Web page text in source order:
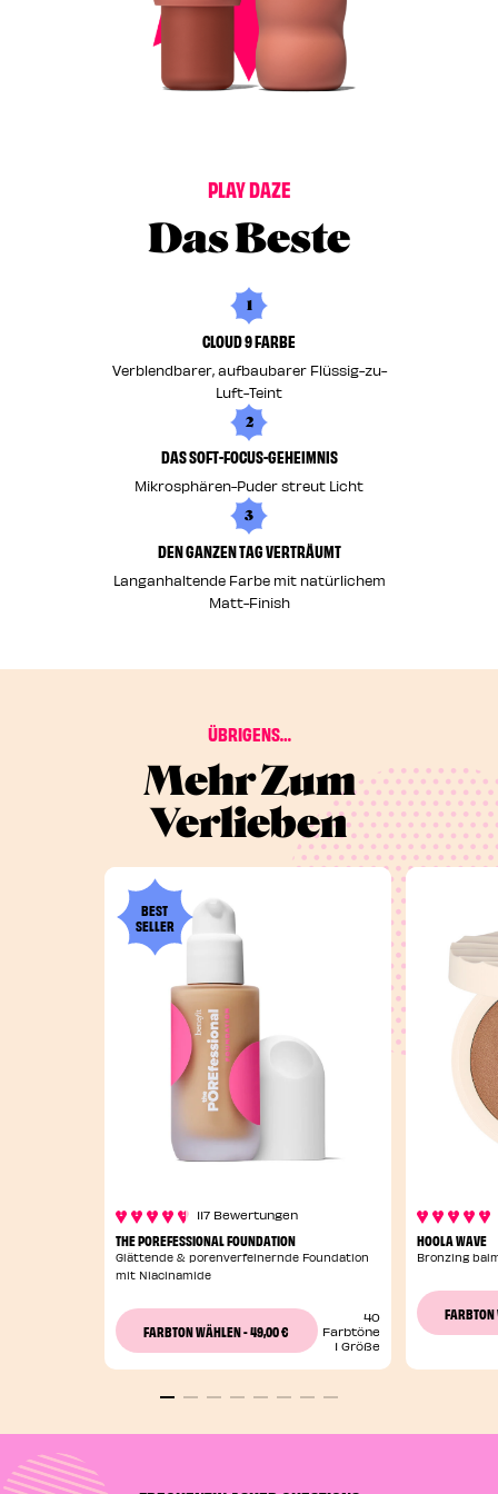
PLAYDAZE
Das Beste
1
CLOUD 9 FARBE
Verblendbarer, aufbaubarer Flüssig-zu-
Luft-Teint
2
DAS SOFT-FOCUS-GEHEIMNIS
Mikrosphären-Puder streut Licht
3
DEN GANZEN TAG VERTRÄUMT
Langanhaltende Farbe mit natürlichem
Matt-Finish
ÜBRIGENS…
Mehr Zum
Verlieben
BEST
SELLER
117 Bewertungen
THE POREFESSIONAL FOUNDATION
Glättende & porenverfeinernde Foundation
mit Niacinamide
FARBTON WÄHLEN-49,00 €
40
Farbtöne
1 Größe
HOOLA WAVE
Bronzing